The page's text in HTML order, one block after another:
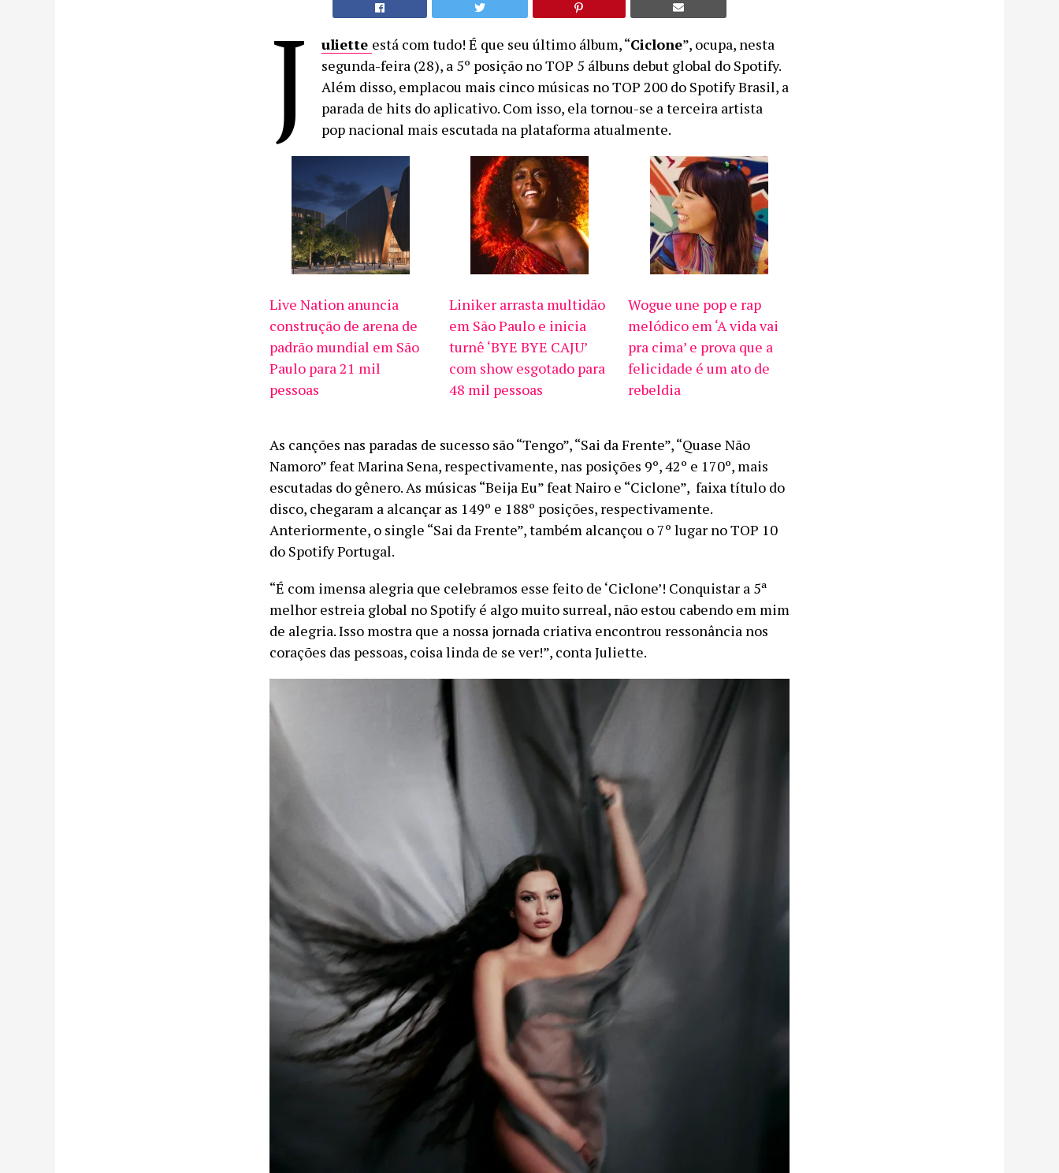
J uliette está com tudo! É que seu último álbum, “Ciclone”, ocupa, nesta
segunda-feira (28), a 5º posição no TOP 5 álbuns debut global do Spotify.
Além disso, emplacou mais cinco músicas no TOP 200 do Spotify Brasil, a
parada de hits do aplicativo. Com isso, ela tornou-se a terceira artista
pop nacional mais escutada na plataforma atualmente.
Live Nation anuncia
construção de arena de
padrão mundial em São
Paulo para 21 mil
pessoas
Liniker arrasta multidão
em São Paulo e inicia
turnê ‘BYE BYE CAJU’
com show esgotado para
48 mil pessoas
Wogue une pop e rap
melódico em ‘A vida vai
pra cima’ e prova que a
felicidade é um ato de
rebeldia
As canções nas paradas de sucesso são “Tengo”, “Sai da Frente”, “Quase Não
Namoro” feat Marina Sena, respectivamente, nas posições 9º, 42º e 170º, mais
escutadas do gênero. As músicas “Beija Eu” feat Nairo e “Ciclone”, faixa título do
disco, chegaram a alcançar as 149º e 188º posições, respectivamente.
Anteriormente, o single “Sai da Frente”, também alcançou o 7º lugar no TOP 10
do Spotify Portugal.
“É com imensa alegria que celebramos esse feito de ‘Ciclone’! Conquistar a 5ª
melhor estreia global no Spotify é algo muito surreal, não estou cabendo em mim
de alegria. Isso mostra que a nossa jornada criativa encontrou ressonância nos
corações das pessoas, coisa linda de se ver!”, conta Juliette.